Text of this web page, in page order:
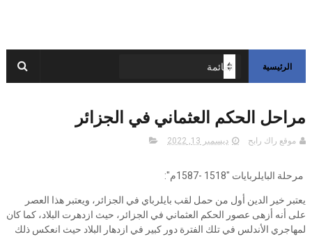
الرئيسية
مراحل الحكم العثماني في الجزائر
موقع راك رابح ديسمبر 13, 2022
مرحلة البايلربايات "1518 -1587م":
يعتبر خير الدين أول من حمل لقب بايلرباي في الجزائر، ويعتبر هذا العصر
على أنه أزهى عصور الحكم العثماني في الجزائر، حيث ازدهرت البلاد، كما كان
لمهاجري الأندلس في تلك الفترة دور كبير في ازدهار البلاد حيث انعكس ذلك